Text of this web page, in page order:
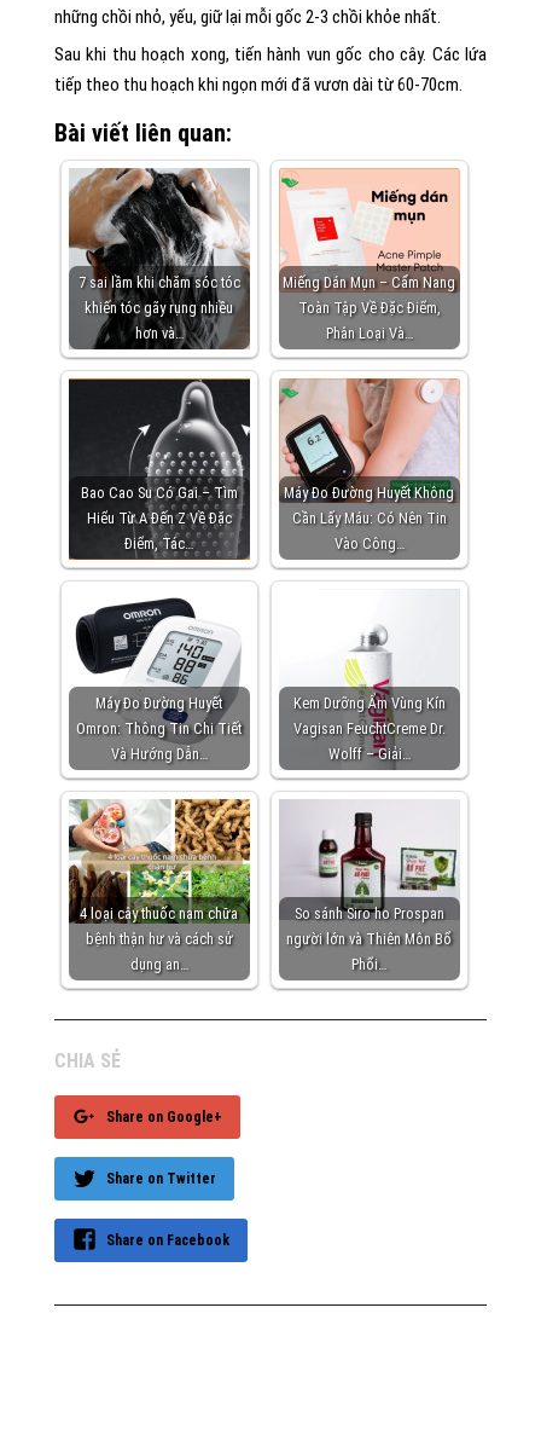
những chồi nhỏ, yếu, giữ lại mỗi gốc 2-3 chồi khỏe nhất.
Sau khi thu hoạch xong, tiến hành vun gốc cho cây. Các lứa
tiếp theo thu hoạch khi ngọn mới đã vươn dài từ 60-70cm.
Bài viết liên quan:
7 sai lầm khi chăm sóc tóc
khiến tóc gãy rụng nhiều
hơn và…
Miếng Dán Mụn – Cẩm Nang
Toàn Tập Về Đặc Điểm,
Phân Loại Và…
Bao Cao Su Có Gai – Tìm
Hiểu Từ A Đến Z Về Đặc
Điểm, Tác…
Máy Đo Đường Huyết Không
Cần Lấy Máu: Có Nên Tin
Vào Công…
Máy Đo Đường Huyết
Omron: Thông Tin Chi Tiết
Và Hướng Dẫn…
Kem Dưỡng Ẩm Vùng Kín
Vagisan FeuchtCreme Dr.
Wolff – Giải…
4 loại cây thuốc nam chữa
bệnh thận hư và cách sử
dụng an…
So sánh Siro ho Prospan
người lớn và Thiên Môn Bổ
Phổi…
CHIA SẺ
Share on Google+
Share on Twitter
Share on Facebook